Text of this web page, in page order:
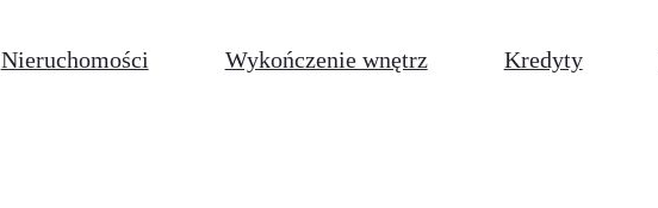
Nieruchomości Wykończenie wnętrz Kredyty